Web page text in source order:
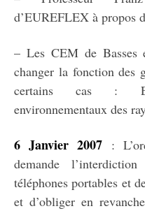
d’EUREFLEX à propos
– Les CEM de Basses
changer la fonction des
certains cas :
environnementaux des
6 Janvier 2007 :
demande
téléphones portables et
et d’obliger en